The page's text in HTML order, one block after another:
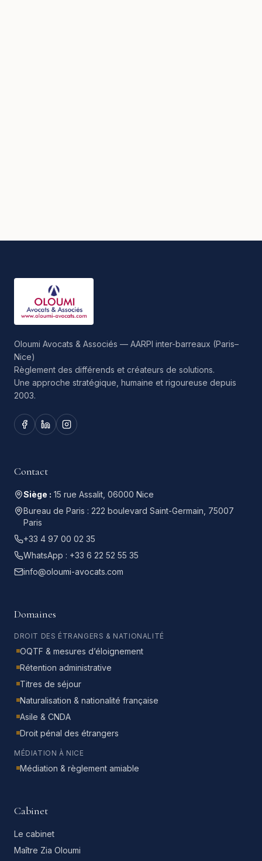
Oloumi Avocats & Associés — AARPI inter-barreaux (Paris–
Nice)
Règlement des différends et créateurs de solutions.
Une approche stratégique, humaine et rigoureuse depuis
2003.
Contact
Siège : 15 rue Assalit, 06000 Nice
Bureau de Paris : 222 boulevard Saint-Germain, 75007
Paris
+33 4 97 00 02 35
WhatsApp : +33 6 22 52 55 35
info@oloumi-avocats.com
Domaines
DROIT DES ÉTRANGERS & NATIONALITÉ
OQTF & mesures d’éloignement
Rétention administrative
Titres de séjour
Naturalisation & nationalité française
Asile & CNDA
Droit pénal des étrangers
MÉDIATION À NICE
Médiation & règlement amiable
Cabinet
Le cabinet
Maître Zia Oloumi